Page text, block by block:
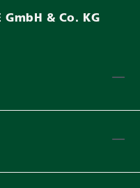
GmbH & Co. KG